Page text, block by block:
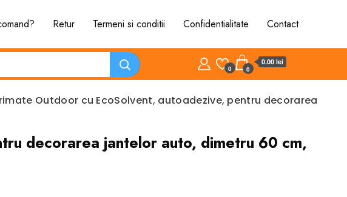
Retur Termeni si conditii Confidentialitate Contact
0 0
0.00 lei
Outdoor cu EcoSolvent, autoadezive, pentru decorarea
decorarea jantelor auto, dimetru 60 cm,